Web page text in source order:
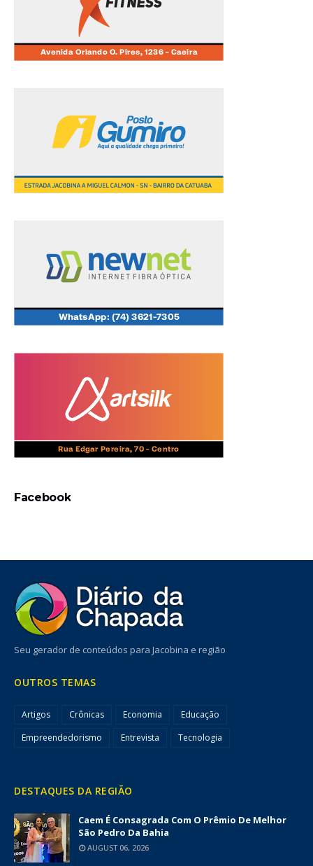
Facebook
Seu gerador de conteúdos para Jacobina e região
OUTROS TEMAS
Artigos Crônicas Economia
Educação
Empreendedorismo
Entrevista Tecnologia
DESTAQUES DA REGIÃO
Caem É Consagrada Com O Prêmio De Melhor
São Pedro Da Bahia
AUGUST 06, 2026